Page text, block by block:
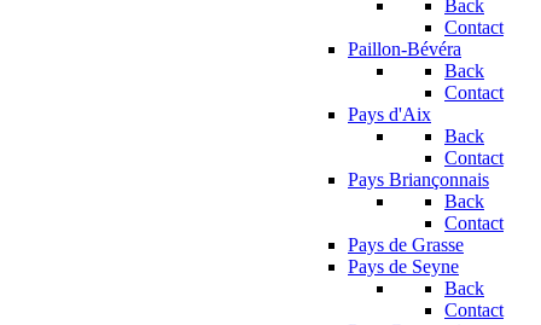
Back
Contact
Paillon-Bévéra
Back
Contact
Pays d'Aix
Back
Contact
Pays Briançonnais
Back
Contact
Pays de Grasse
Pays de Seyne
Back
Contact